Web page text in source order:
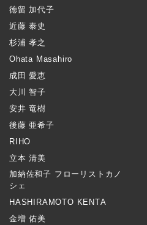
徳留 加代子
近藤 泰史
杉浦 孝之
Ohata Masahiro
成田 愛恵
大川 智子
安井 竜樹
後藤 亜希子
RIHO
立本 清美
加納佐和子 フローリストカノ
シェ
HASHIRAMOTO KENTA
金増 佑美